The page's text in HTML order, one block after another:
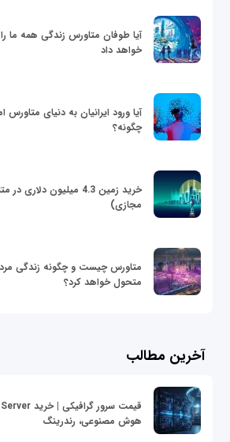
آیا طوفان متاورس زندگی همه ما
خواهد داد
آیا ورود ایرانیان به دنیای
چگونه؟
خرید زمین 4.3 میلیون
مجازی)
متاورس چیست و چگونه زندگی
متحول خواهد کرد؟
آخرین مطالب
هوش مصنوعی، رندرینگ